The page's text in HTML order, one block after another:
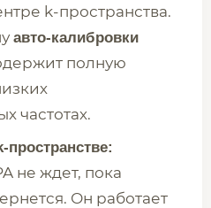
k-пространства.
авто-калибровки
полную
частотах.
пространстве:
не ждет, пока
Он работает